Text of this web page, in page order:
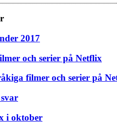
2017
och serier på Netflix
filmer och serier på
i oktober